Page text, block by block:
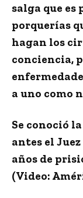
salga que es
porquerías
hagan los
conciencia,
a uno como
Se conoció
antes el
años de
(Video: